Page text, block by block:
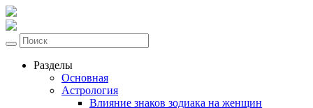
Разделы
Основная
Астрология
Влияние знаков зодиака на женщин